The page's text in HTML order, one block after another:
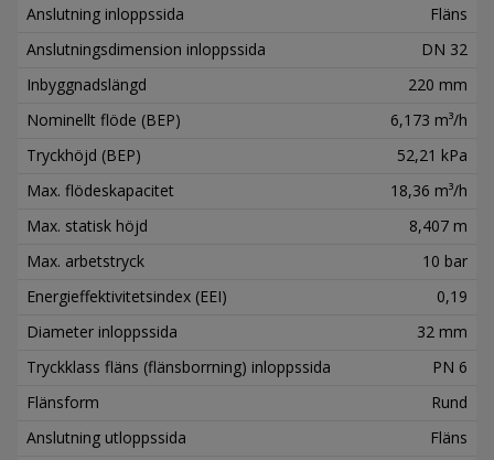
Anslutning inloppssida
Fläns
Anslutningsdimension inloppssida
DN 32
Inbyggnadslängd
220 mm
Nominellt flöde (BEP)
6,173 m³/h
Tryckhöjd (BEP)
52,21 kPa
Max. flödeskapacitet
18,36 m³/h
Max. statisk höjd
8,407 m
Max. arbetstryck
10 bar
Energieffektivitetsindex (EEI)
0,19
Diameter inloppssida
32 mm
Tryckklass fläns (flänsborrning) inloppssida
PN 6
Flänsform
Rund
Anslutning utloppssida
Fläns